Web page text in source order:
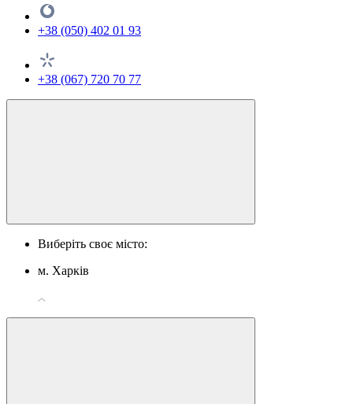
+38 (050) 402 01 93
+38 (067) 720 70 77
Виберіть своє місто:
м. Харків